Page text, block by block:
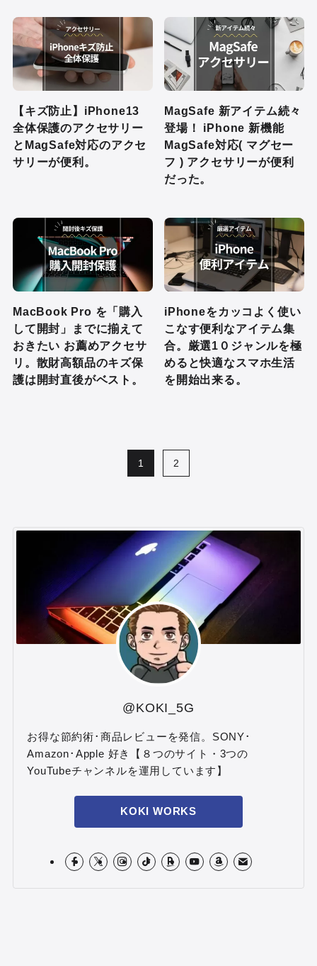
【キズ防止】iPhone13
全体保護のアクセサリー
とMagSafe対応のアクセ
サリーが便利。
MagSafe 新アイテム続々
登場！ iPhone 新機能
MagSafe対応( マグセー
フ ) アクセサリーが便利
だった。
MacBook Pro を「購入
して開封」までに揃えて
おきたい お薦めアクセサ
リ。散財高額品のキズ保
護は開封直後がベスト。
iPhoneをカッコよく使い
こなす便利なアイテム集
合。厳選1０ジャンルを極
めると快適なスマホ生活
を開始出来る。
1 2
@KOKI_5G
お得な節約術･商品レビューを発信。SONY･
Amazon･Apple 好き【８つのサイト・3つの
YouTubeチャンネルを運用しています】
KOKI WORKS